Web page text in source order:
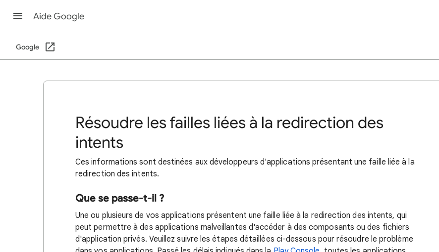
Aide Google
Google
Résoudre les failles liées à la redirection des
intents
Ces informations sont destinées aux développeurs d'applications présentant une faille liée à la
redirection des intents.
Que se passe-t-il ?
Une ou plusieurs de vos applications présentent une faille liée à la redirection des intents, qui
peut permettre à des applications malveillantes d'accéder à des composants ou des fichiers
d'application privés. Veuillez suivre les étapes détaillées ci-dessous pour résoudre le problème